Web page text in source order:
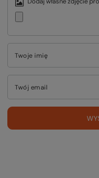
Twoje imię
Twój email